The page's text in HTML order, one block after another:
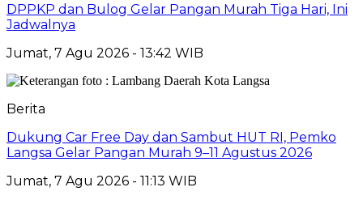
DPPKP dan Bulog Gelar Pangan Murah Tiga Hari, Ini
Jadwalnya
Jumat, 7 Agu 2026 - 13:42 WIB
Berita
Dukung Car Free Day dan Sambut HUT RI, Pemko
Langsa Gelar Pangan Murah 9–11 Agustus 2026
Jumat, 7 Agu 2026 - 11:13 WIB